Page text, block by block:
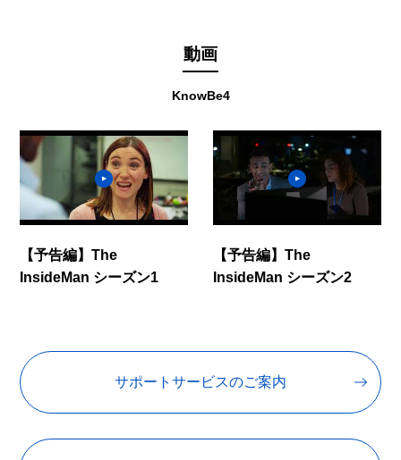
KnowBe4
動画
【予告編】The
InsideMan シーズン1
【予告編】The
InsideMan シーズン2
サポートサービスのご案内